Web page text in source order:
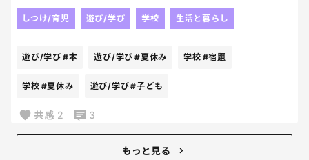
思うんだけど、
んだけど😂
みんなのお子さんはコツコツやるタイプ？
しつけ/育児 遊び/学び 学校 生活と暮らし
遊び/学び #本 遊び/学び #夏休み 学校 #宿題
学校 #夏休み 遊び/学び#子ども
共感 2 3
もっと見る